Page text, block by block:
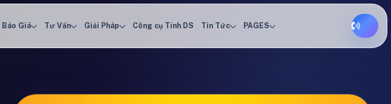
Báo Giá Tư Vấn Giải Pháp Công cụ Tính DS Tin Tức PAGES